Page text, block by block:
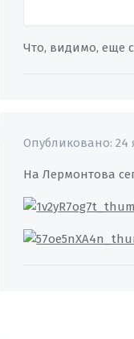
Что, видимо, еще
Опубликовано:24
На Лермонтова